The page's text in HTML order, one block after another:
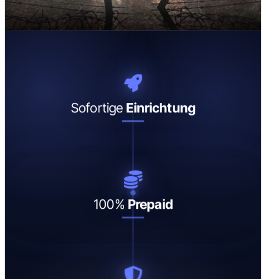
Sofortige Einrichtung
100% Prepaid